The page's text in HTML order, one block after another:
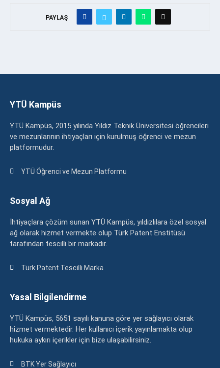
PAYLAŞ
YTÜ Kampüs
YTÜ Kampüs, 2015 yılında Yıldız Teknik Üniversitesi öğrencileri
ve mezunlarının ihtiyaçları için kurulmuş öğrenci ve mezun
platformudur.
YTÜ Öğrenci ve Mezun Platformu
Sosyal Ağ
İhtiyaçlara çözüm sunan YTÜ Kampüs, yıldızlılara özel sosyal
ağ olarak hizmet vermekte olup Türk Patent Enstitüsü
tarafından tescilli bir markadır.
Türk Patent Tescilli Marka
Yasal Bilgilendirme
YTÜ Kampüs, 5651 sayılı kanuna göre yer sağlayıcı olarak
hizmet vermektedir. Her kullanıcı içerik yayınlamakta olup
hukuka aykırı içerikler için bize ulaşabilirsiniz.
BTK Yer Sağlayıcı